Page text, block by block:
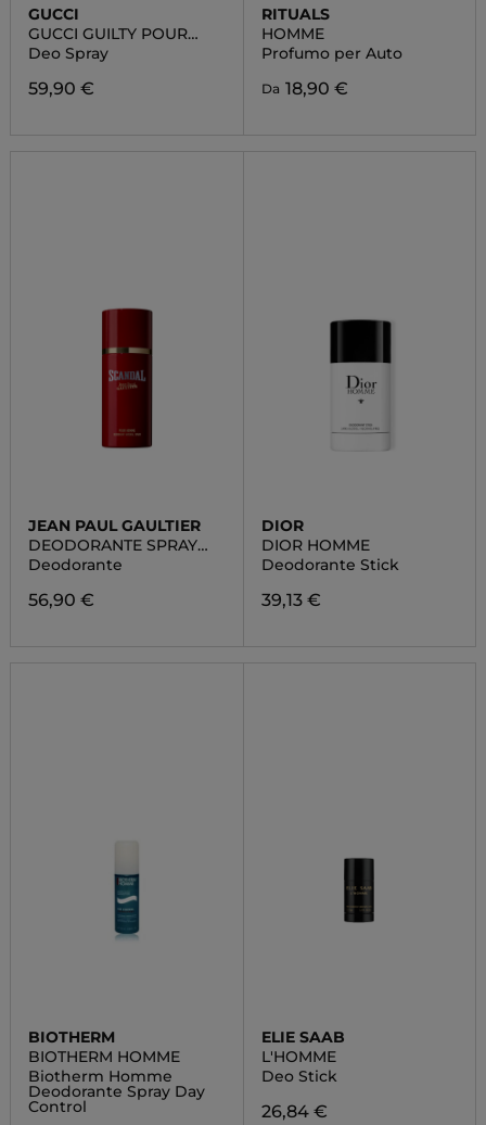
GUCCI
GUCCI GUILTY POUR
HOMME
Deo Spray
59,90 €
RITUALS
HOMME
Profumo per Auto
Da 18,90 €
JEAN PAUL GAULTIER
DEODORANTE SPRAY
SCANDAL POUR HOMME
Deodorante
56,90 €
DIOR
DIOR HOMME
Deodorante Stick
39,13 €
BIOTHERM
BIOTHERM HOMME
Biotherm Homme
Deodorante Spray Day
Control
ELIE SAAB
L'HOMME
Deo Stick
26,84 €